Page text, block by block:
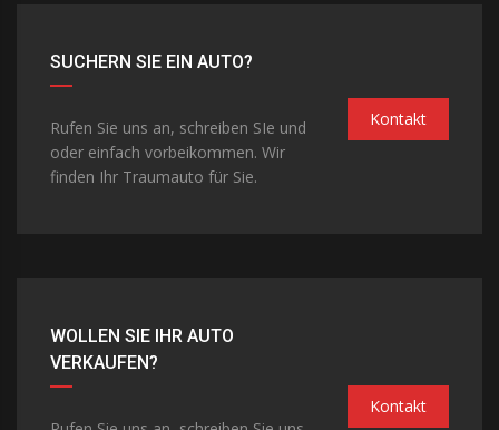
SUCHERN SIE EIN AUTO?
Rufen Sie uns an, schreiben SIe und
oder einfach vorbeikommen. Wir
finden Ihr Traumauto für Sie.
Kontakt
WOLLEN SIE IHR AUTO
VERKAUFEN?
Kontakt